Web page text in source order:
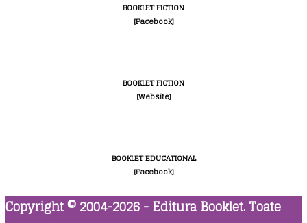
BOOKLET FICTION
[Facebook]
BOOKLET FICTION
[Website]
BOOKLET EDUCATIONAL
[Facebook]
Copyright © 2004-2026 - Editura Booklet. Toate